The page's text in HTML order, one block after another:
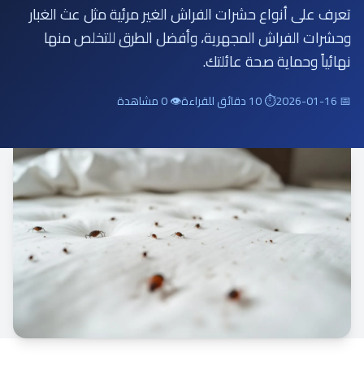
تعرف على أنواع حشرات الفراش الغير مرئية مثل عث الغبار
وحشرات الفراش المجهرية، وأفضل الطرق للتخلص منها
نهائياً وحماية صحة عائلتك.
📅 2026-01-16 ⏱ 10 دقائق للقراءة 👁 0 مشاهدة